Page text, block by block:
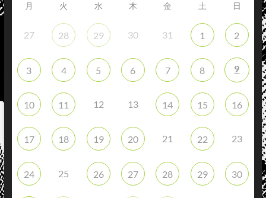
月 火 水 木 金 土 日
27 28 29 30 31 1 2
3 4 5 6 7 8 9
10 11 12 13 14 15 16
17 18 19 20 21 22 23
24 25 26 27 28 29 30